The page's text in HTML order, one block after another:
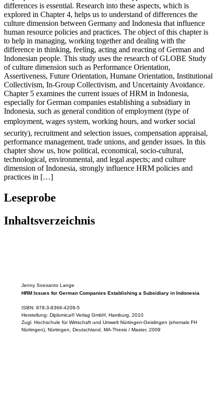
of people across national boundaries, an appreciation of cultural
differences is essential. Research into these aspects, which is
explored in Chapter 4, helps us to understand of differences the
culture dimension between Germany and Indonesia that influence
human resource policies and practices. The object of this chapter is
to help in managing, working together and dealing with the
difference in thinking, feeling, acting and reacting of German and
Indonesian people. This study uses the research of GLOBE Study
of culture dimension such as Performance Orientation,
Assertiveness, Future Orientation, Humane Orientation, Institutional
Collectivism, In-Group Collectivism, and Uncertainty Avoidance.
Chapter 5 examines the current issues of HRM in Indonesia,
especially for German companies establishing a subsidiary in
Indonesia, such as general condition of employment (type of
employment, wages system, working hours, and worker social
security), recruitment and selection issues, compensation appraisal,
performance management, trade unions, and gender issues. In this
chapter show us, how political, economical, socio-cultural,
technological, environmental, and legal aspects; and culture
dimension of Indonesia, strongly influence HRM policies and
Leseprobe
Jenny Soesanto Lange
ISBN: 978-3-8366-4209-5
Herstellung: Diplomica® Verlag GmbH, Hamburg, 2010
Zugl. Hochschule für Wirtschaft und Umwelt Nürtingen-Geislingen (ehemals FH